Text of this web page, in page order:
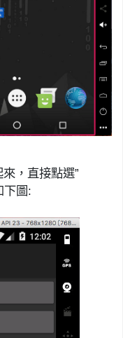
，直接點選”
下圖: